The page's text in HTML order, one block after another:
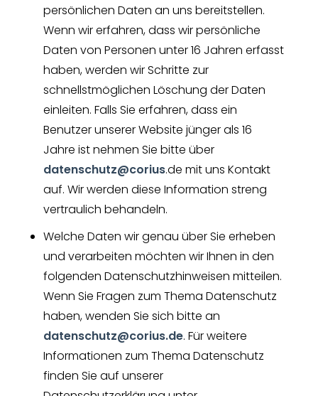
persönlichen Daten an uns bereitstellen.
Wenn wir erfahren, dass wir persönliche
Daten von Personen unter 16 Jahren erfasst
haben, werden wir Schritte zur
schnellstmöglichen Löschung der Daten
einleiten. Falls Sie erfahren, dass ein
Benutzer unserer Website jünger als 16
Jahre ist nehmen Sie bitte über
datenschutz@corius.de mit uns Kontakt
auf. Wir werden diese Information streng
vertraulich behandeln.
Welche Daten wir genau über Sie erheben
und verarbeiten möchten wir Ihnen in den
folgenden Datenschutzhinweisen mitteilen.
Wenn Sie Fragen zum Thema Datenschutz
haben, wenden Sie sich bitte an
datenschutz@corius.de. Für weitere
Informationen zum Thema Datenschutz
finden Sie auf unserer